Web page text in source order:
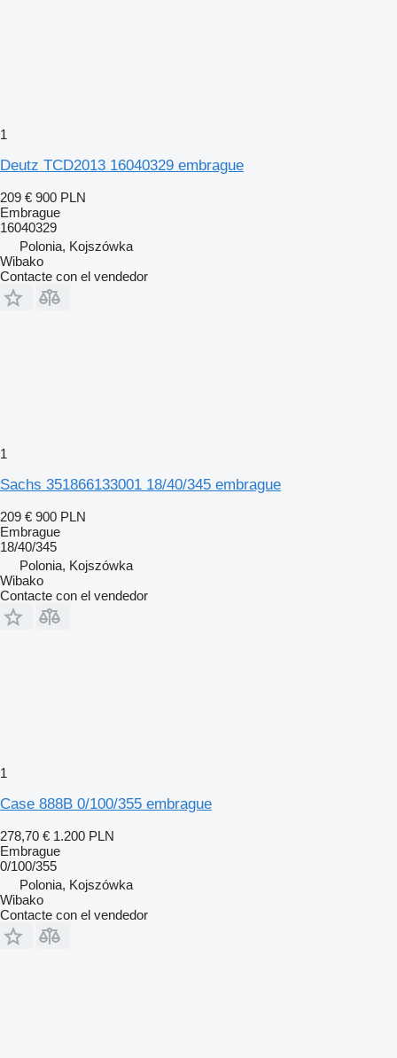
1
Deutz TCD2013 16040329 embrague
209 € 900 PLN
Embrague
16040329
Polonia, Kojszówka
Wibako
Contacte con el vendedor
1
Sachs 351866133001 18/40/345 embrague
209 € 900 PLN
Embrague
18/40/345
Polonia, Kojszówka
Wibako
Contacte con el vendedor
1
Case 888B 0/100/355 embrague
278,70 € 1.200 PLN
Embrague
0/100/355
Polonia, Kojszówka
Wibako
Contacte con el vendedor